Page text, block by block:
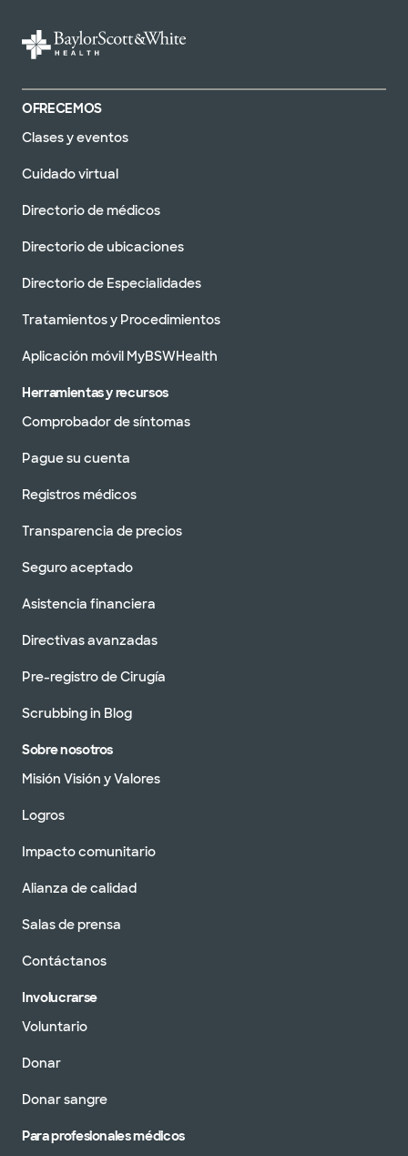
OFRECEMOS
Clases y eventos
Cuidado virtual
Directorio de médicos
Directorio de ubicaciones
Directorio de Especialidades
Tratamientos y Procedimientos
Aplicación móvil MyBSWHealth
Herramientas y recursos
Comprobador de síntomas
Pague su cuenta
Registros médicos
Transparencia de precios
Seguro aceptado
Asistencia financiera
Directivas avanzadas
Pre-registro de Cirugía
Scrubbing in Blog
Sobre nosotros
Misión Visión y Valores
Logros
Impacto comunitario
Alianza de calidad
Salas de prensa
Contáctanos
Involucrarse
Voluntario
Donar
Donar sangre
Para profesionales médicos